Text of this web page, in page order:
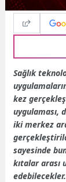
Sağlık
kez
uygulaması,
iki merkez
sayesinde
kıtalar arası